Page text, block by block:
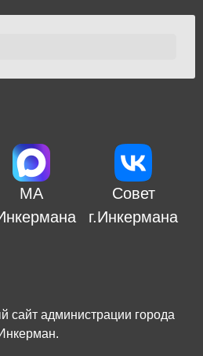
МА
Совет
г.Инкермана
сайт администрации города
.